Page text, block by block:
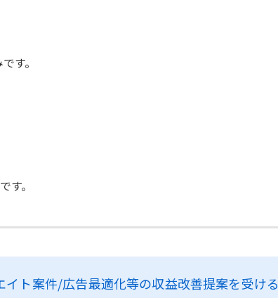
す。
。
イト案件/広告最適化等の収益改善提案を受ける